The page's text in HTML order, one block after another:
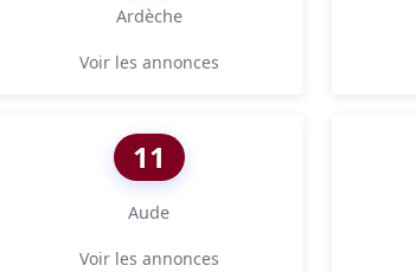
Ardèche
Voir les annonces
11
Aude
Voir les annonces